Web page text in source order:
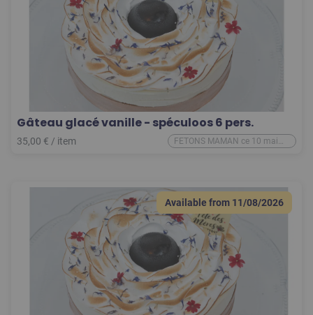
Gâteau glacé vanille - spéculoos 6 pers.
35,00 € / item
FETONS MAMAN ce 10 mai
2026
Available from 11/08/2026